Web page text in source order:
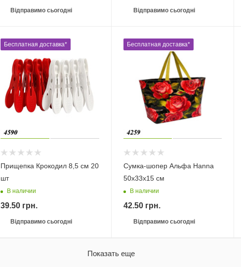
Відправимо сьогодні Відправимо сьогодні
Бесплатная доставка*
Прищепка Крокодил 8,5 см 20
шт
В наличии
39.50 грн.
Відправимо сьогодні
Бесплатная доставка*
Сумка-шопер Альфа Hanna
50х33х15 см
В наличии
42.50грн.
Відправимо сьогодні
Показать еще